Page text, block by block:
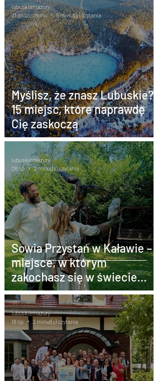
Myślisz, że znasz Lubuskie?
15 miejsc, które naprawdę
Cię zaskoczą
lubuskiemazury
21 godzin temu
5 minut(y) czytania
Sowia Przystań w Kaławie –
miejsce, w którym
zakochasz się w świecie
sów. Wyjątkowa atrakcja
Lubuskiego
lubuskiemazury
26 lip
2 minut(y) czytania
lubuskiemazury
18 lip
2 minut(y) czytania